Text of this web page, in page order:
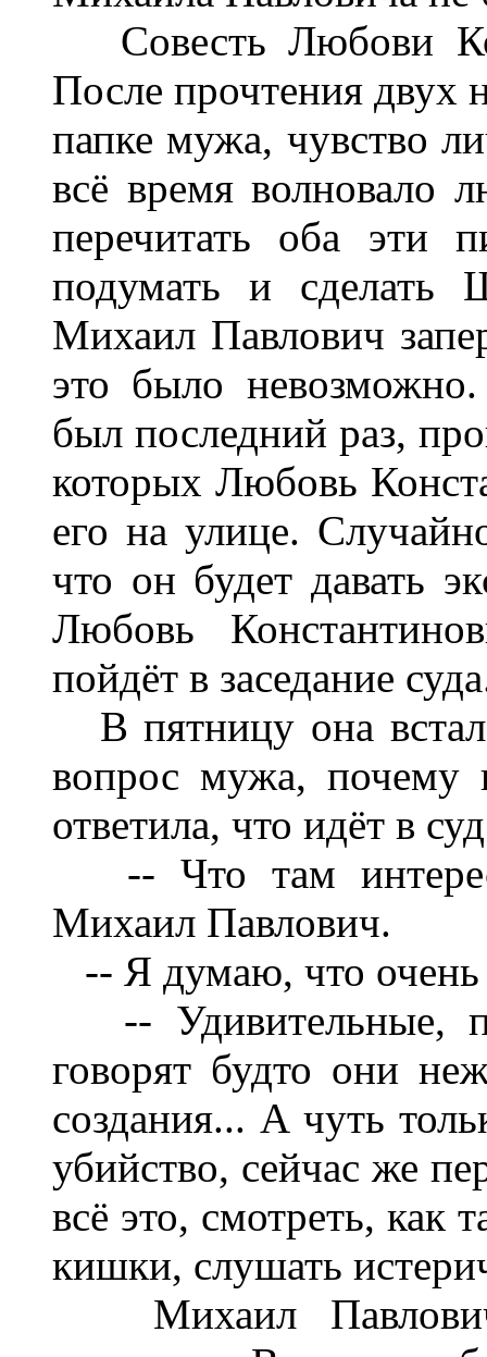
Совесть Любови
После прочтения двух
папке мужа, чувство
всё время волновало
перечитать оба эти
подумать и сделать
Михаил Павлович
это было
был последний раз,
которых Любовь
его на улице.
что он будет давать
Любовь
пойдёт в заседание
В пятницу она
вопрос мужа, почему
ответила, что идёт в
-- Что там
Михаил Павлович.
-- Я думаю, что
-- Удивительные,
говорят будто они
создания... А чуть
убийство, сейчас же
всё это, смотреть, как
кишки, слушать
Михаил Павлович